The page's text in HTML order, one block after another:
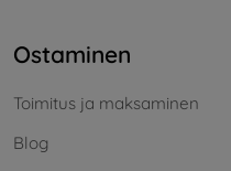
Ostaminen
Toimitus ja maksaminen
Blog